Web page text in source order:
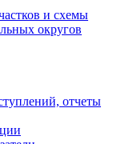
и схемы
округов
отчеты